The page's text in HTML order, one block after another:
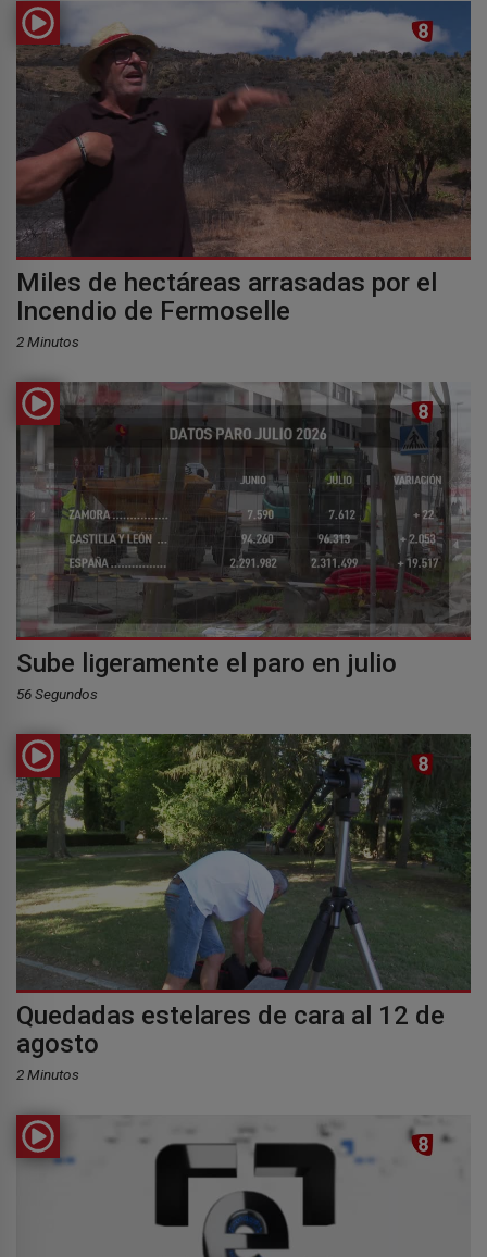
Miles de hectáreas arrasadas por el
Incendio de Fermoselle
2 Minutos
Sube ligeramente el paro en julio
56 Segundos
Quedadas estelares de cara al 12 de
agosto
2 Minutos